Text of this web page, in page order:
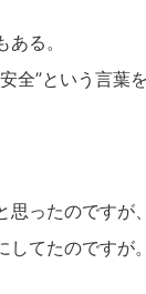
る。
全”という言
ったのですが
てたのですが